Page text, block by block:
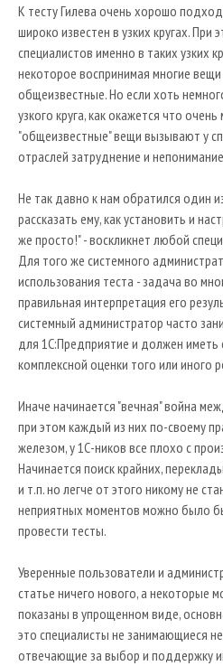
Аренда и хостинг 1C
Виртуальные рабочие
Поставка ИТ-
Импортозамещение в ИТ
Облачное хранение
Корпоративная почта
Внедрение Open Source
К тесту Гилева очень хорошо
широко известен в узких кругах. При
специалистов именно в таких узких
некоторое воспринимая многие
общеизвестные. Но если хоть
узкого круга, как окажется что
"общеизвестные" вещи вызывают у
отраслей затруднение и
Не так давно к нам обратился один
рассказать ему, как установить и
же просто!" - воскликнет любой
Для того же системного
использования теста - задача во
правильная интерпретация его
системный администратор часто
для 1С:Предприятие и должен
комплексной оценки того или иного
Иначе начинается "вечная" война
при этом каждый из них по-своему
железом, у 1С-ников все плохо с
Начинается поиск крайних,
и т.п. но легче от этого никому не
неприятных моментов можно было
провести тесты.
Уверенные пользователи и
статье ничего нового, а некоторые
показаны в упрощенном виде,
это специалисты не занимающиеся
отвечающие за выбор и поддержку